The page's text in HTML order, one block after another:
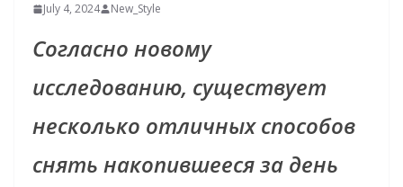
July 4, 2024 New_Style
Согласно новому
исследованию, существует
несколько отличных способов
снять накопившееся за день